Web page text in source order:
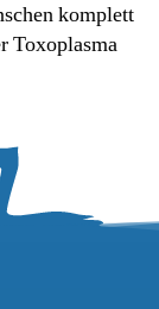
komplett
Toxoplasma